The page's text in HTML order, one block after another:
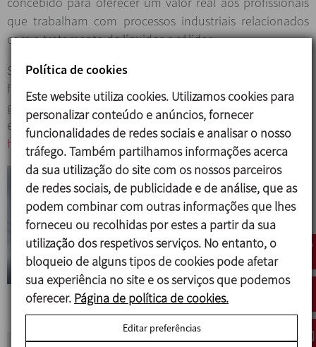
que trabalham com processos industriais relacionados
com o tratamento de líquidos e sólidos.
Se quiser conhecer melhor os produtos, vê-los em
funcionamento, aprender sobre a sua manutenção com
guias ilustrados ou inspirar-se com soluções de
engenharia, recomendamos que subscreva o canal:
https://www.youtube.com/c/InoxpaGroup
Política de cookies
Este website utiliza cookies. Utilizamos cookies para
personalizar conteúdo e anúncios, fornecer
funcionalidades de redes sociais e analisar o nosso
tráfego. Também partilhamos informações acerca
da sua utilização do site com os nossos parceiros
de redes sociais, de publicidade e de análise, que as
podem combinar com outras informações que lhes
forneceu ou recolhidas por estes a partir da sua
utilização dos respetivos serviços. No entanto, o
bloqueio de alguns tipos de cookies pode afetar
sua experiência no site e os serviços que podemos
oferecer. Página de política de cookies.
Editar preferências